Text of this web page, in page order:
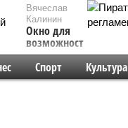
Вячеслав
Калинин
Окно для
возможностей
Спорт Культура